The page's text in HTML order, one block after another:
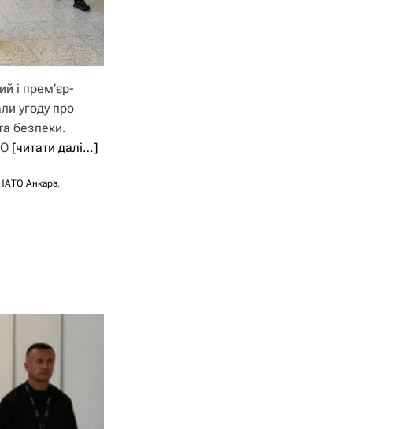
і прем’єр-
угоду про
безпеки.
[читати далі…]
Анкара,